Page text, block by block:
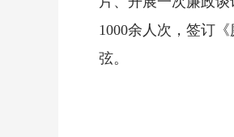
1000余人次，签订
弦。